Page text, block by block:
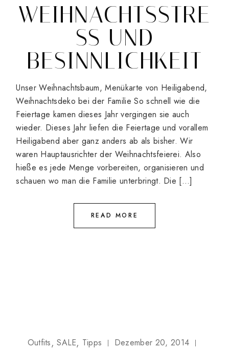
WEIHNACHTSSTRE
SS UND
BESINNLICHKEIT
Unser Weihnachtsbaum, Menükarte von Heiligabend,
Weihnachtsdeko bei der Familie So schnell wie die
Feiertage kamen dieses Jahr vergingen sie auch
wieder. Dieses Jahr liefen die Feiertage und vorallem
Heiligabend aber ganz anders ab als bisher. Wir
waren Hauptausrichter der Weihnachtsfeierei. Also
hieße es jede Menge vorbereiten, organisieren und
schauen wo man die Familie unterbringt. Die […]
READ MORE
Outfits SALE Tipps
Dezember 20, 2014